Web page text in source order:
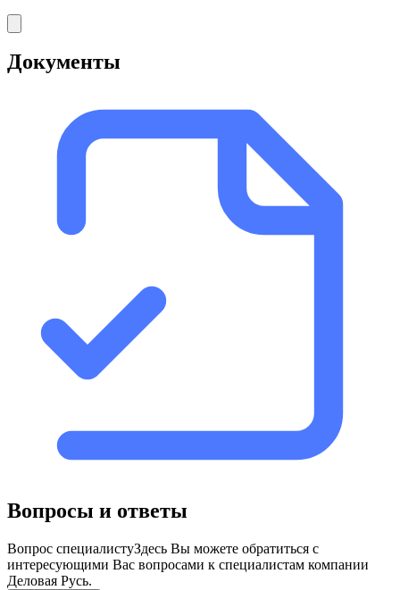
Документы
Вопросы и ответы
Вопрос специалистуЗдесь Вы можете обратиться с
интересующими Вас вопросами к специалистам компании
Деловая Русь.